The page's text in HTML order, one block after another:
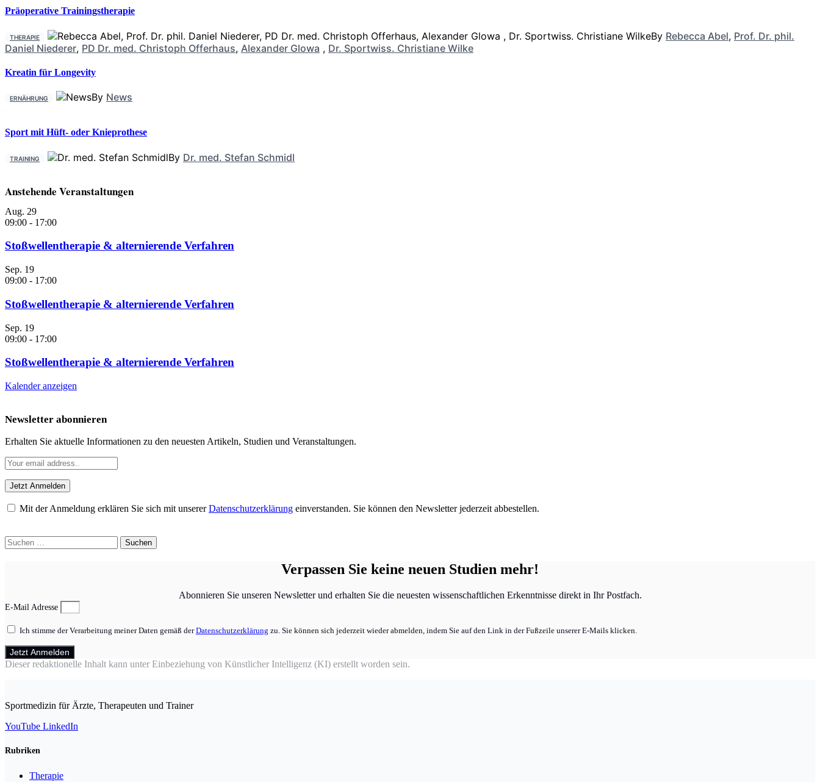
Präoperative Trainingstherapie
THERAPIE By Rebecca Abel, Prof. Dr. phil.
Daniel Niederer, PD Dr. med. Christoph Offerhaus, Alexander Glowa , Dr. Sportwiss. Christiane Wilke
Kreatin für Longevity
ERNÄHRUNG By News
Sport mit Hüft- oder Knieprothese
TRAINING By Dr. med. Stefan Schmidl
Anstehende Veranstaltungen
Aug. 29
09:00 - 17:00
Stoßwellentherapie & alternierende Verfahren
Sep. 19
09:00 - 17:00
Stoßwellentherapie & alternierende Verfahren
Sep. 19
09:00 - 17:00
Stoßwellentherapie & alternierende Verfahren
Kalender anzeigen
Newsletter abonnieren
Erhalten Sie aktuelle Informationen zu den neuesten Artikeln, Studien und Veranstaltungen.
Mit der Anmeldung erklären Sie sich mit unsererDatenschutzerklärung einverstanden. Sie können den Newsletter jederzeit abbestellen.
Suchen
nach:
Verpassen Sie keine neuen Studien mehr!
Abonnieren Sie unseren Newsletter und erhalten Sie die neuesten wissenschaftlichen Erkenntnisse direkt in Ihr Postfach.
E-Mail Adresse
Ich stimme der Verarbeitung meiner Daten gemäß derDatenschutzerklärung zu. Sie können sich jederzeit wieder abmelden, indem Sie auf den Link in der Fußzeile unserer E-Mails klicken.
Jetzt Anmelden
Dieser redaktionelle Inhalt kann unter Einbeziehung von Künstlicher Intelligenz (KI) erstellt worden sein.
Sportmedizin für Ärzte, Therapeuten und Trainer
YouTube LinkedIn
Rubriken
Therapie